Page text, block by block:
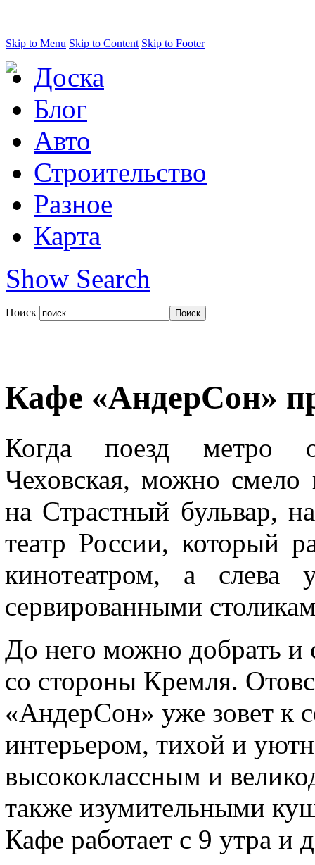
Skip to Menu Skip to Content Skip to Footer
Доска
Блог
Авто
Строительство
Разное
Карта
Show Search
Поиск
Кафе «АндерСон»
Когда поезд метро
Чеховская, можно смело
на Страстный бульвар,
театр России, который
кинотеатром, а слева
сервированными
До него можно добрать и
со стороны Кремля.
«АндерСон» уже зовет к
интерьером, тихой и
высококлассным и
также изумительными
Кафе работает с 9 утра и